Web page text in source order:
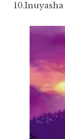
10.Inuyasha